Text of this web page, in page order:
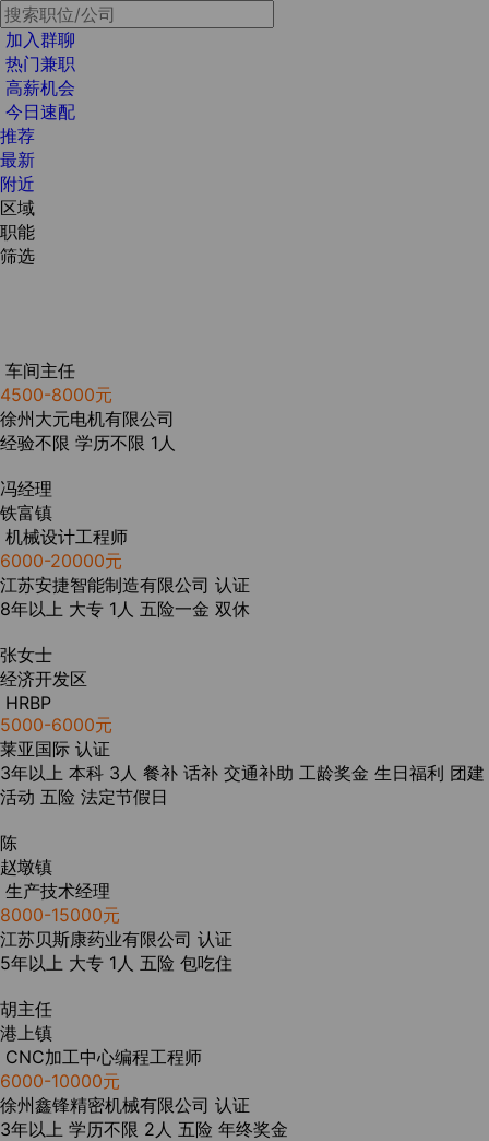
加入群聊
热门兼职
高薪机会
今日速配
推荐
最新
附近
区域
职能
筛选
车间主任
4500-8000元
徐州大元电机有限公司
经验不限 学历不限 1人
冯经理
铁富镇
机械设计工程师
6000-20000元
江苏安捷智能制造有限公司 认证
8年以上 大专 1人 五险一金 双休
张女士
经济开发区
HRBP
5000-6000元
莱亚国际 认证
3年以上 本科 3人 餐补 话补 交通补助 工龄奖金 生日福利 团建
活动 五险 法定节假日
陈
赵墩镇
生产技术经理
8000-15000元
江苏贝斯康药业有限公司 认证
5年以上 大专 1人 五险 包吃住
胡主任
港上镇
CNC加工中心编程工程师
6000-10000元
徐州鑫锋精密机械有限公司 认证
3年以上 学历不限 2人 五险 年终奖金